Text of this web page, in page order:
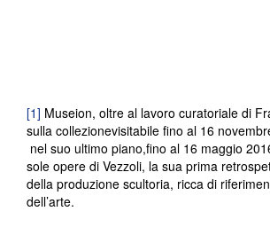
[1] Museion, oltre al lavoro curatoriale di
sulla collezionevisitabile fino al 16
nel suo ultimo piano,fino al 16 maggio
sole opere di Vezzoli, la sua prima
della produzione scultoria, ricca di
dell’arte.